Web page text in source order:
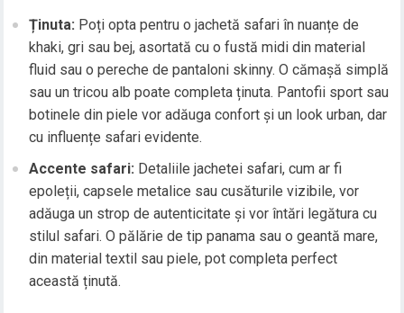
Ținuta: Poți opta pentru o jachetă safari în nuanțe de
khaki, gri sau bej, asortată cu o fustă midi din material
fluid sau o pereche de pantaloni skinny. O cămașă simplă
sau un tricou alb poate completa ținuta. Pantofii sport sau
botinele din piele vor adăuga confort și un look urban, dar
cu influențe safari evidente.
Accente safari: Detaliile jachetei safari, cum ar fi
epoleții, capsele metalice sau cusăturile vizibile, vor
adăuga un strop de autenticitate și vor întări legătura cu
stilul safari. O pălărie de tip panama sau o geantă mare,
din material textil sau piele, pot completa perfect
această ținută.